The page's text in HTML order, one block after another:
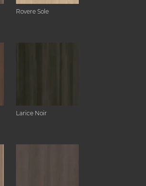
Rovere Sole
Larice Noir